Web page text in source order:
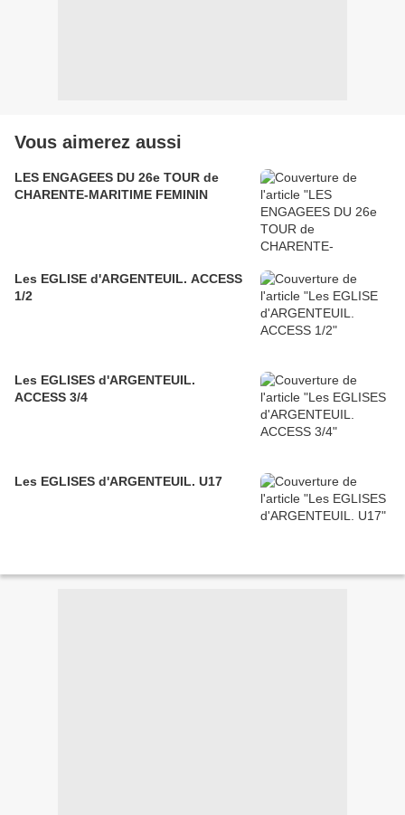
Vous aimerez aussi
LES ENGAGEES DU 26e TOUR de
CHARENTE-MARITIME FEMININ
Les EGLISE d'ARGENTEUIL. ACCESS
1/2
Les EGLISES d'ARGENTEUIL.
ACCESS 3/4
Les EGLISES d'ARGENTEUIL. U17